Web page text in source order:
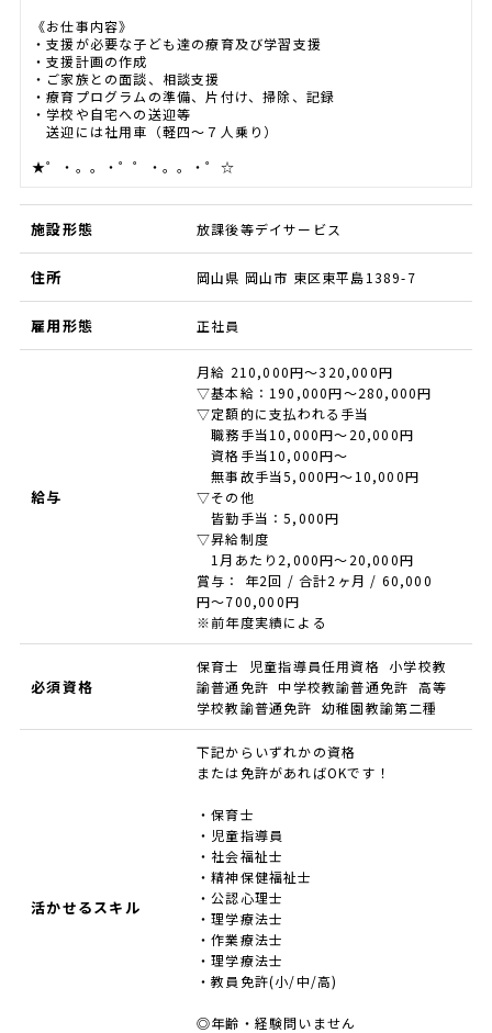
《お仕事内容》
・支援が必要な子ども達の療育及び学習支援
・支援計画の作成
・ご家族との面談、相談支援
・療育プログラムの準備、片付け、掃除、記録
・学校や自宅への送迎等
送迎には社用車（軽四～７人乗り）
★゜・。。・゜゜・。。・゜☆
施設形態 放課後等デイサービス
住所 岡山県 岡山市 東区東平島1389-7
雇用形態 正社員
給与
月給 210,000円～320,000円
▽基本給：190,000円～280,000円
▽定額的に支払われる手当
職務手当10,000円～20,000円
資格手当10,000円〜
無事故手当5,000円〜10,000円
▽その他
皆勤手当：5,000円
▽昇給制度
1月あたり2,000円〜20,000円
賞与： 年2回 / 合計2ヶ月 / 60,000
円〜700,000円
※前年度実績による
必須資格
保育士 児童指導員任用資格 小学校教
諭普通免許 中学校教諭普通免許 高等
学校教諭普通免許 幼稚園教諭第二種
活かせるスキル
下記からいずれかの資格
または免許があればOKです！
・保育士
・児童指導員
・社会福祉士
・精神保健福祉士
・公認心理士
・理学療法士
・作業療法士
・理学療法士
・教員免許(小/中/高)
◎年齢・経験問いません